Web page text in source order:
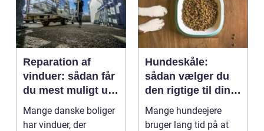
Reparation af
vinduer: sådan får
du mest muligt ud
af dine gamle
rammer
Mange danske boliger
har vinduer, der
Hundeskåle:
sådan vælger du
den rigtige til din
hund
Mange hundeejere
bruger lang tid på at